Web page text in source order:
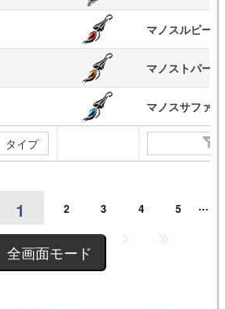
マノスルビー
マノストパー
マノスサファ
タイプ
1 2 3 4 5 …
10
全画面モード